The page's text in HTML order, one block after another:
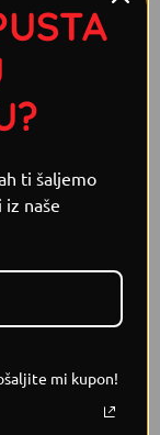
Of Volim Ljuto
poklon paket
26,45€
ti šaljemo
naše
mi kupon!